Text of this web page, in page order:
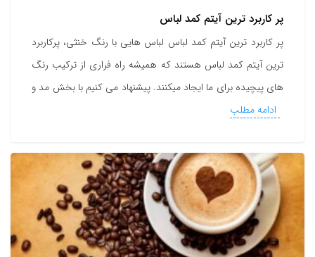
پر کاربرد ترین آیتم کمد لباس
پر کاربرد ترین آیتم کمد لباس لباس هایی با رنگ خنثی، پرکاربرد
ترین آیتم کمد لباس هستند که همیشه راه فراری از ترکیب رنگ
های پیچیده برای ما ایجاد میکنند. پیشنهاد می کنیم با بخش مد و
ادامه مطلب